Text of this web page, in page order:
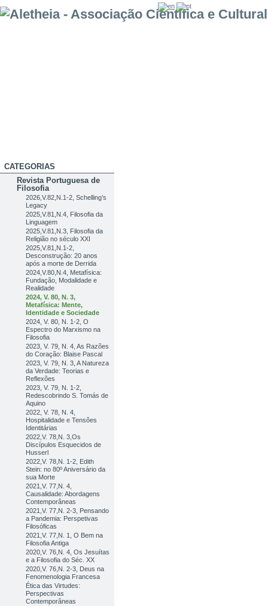
CATEGORIAS
Revista Portuguesa de
Filosofia
2026,V.82,N.1-2, Schelling’s
Legacy
2025,V.81,N.4, Filosofia da
Linguagem
2025,V.81,N.3, Filosofia da
Religião no século XXI
2025,V.81,N.1-2,
Desconstrução: 20 anos
após a morte de Derrida
2024,V.80,N.4, Metafísica:
Fundação, Modalidade e
Realidade
2024, V. 80, N. 3,
Metafísica: Mente,
Identidade e Sociedade
2024, V. 80, N. 1-2, O
Espectro do Marxismo na
Filosofia
2023, V. 79, N. 4, As Razões
do Coração: Blaise Pascal
2023, V. 79, N. 3, A Natureza
da Verdade: Teorias e
Reflexões
2023, V. 79, N. 1-2,
Redescobrindo S. Tomás de
Aquino
2022, V. 78, N. 4,
Hospitalidade e Tensões
Identitárias
2022,V. 78,N. 3,Os
Discípulos Esquecidos de
Husserl
2022,V. 78,N. 1-2, Edith
Stein: no 80º Aniversário da
sua Morte
2021,V. 77,N. 4,
Causalidade: Abordagens
Contemporâneas
2021,V. 77,N. 2-3, Pensando
a Pandemia: Perspetivas
Filosóficas
2021,V. 77,N. 1, O Bem na
Filosofia Antiga
2020,V. 76,N. 4, Os Jesuítas
e a Filosofia do Séc. XX
2020,V. 76,N. 2-3, Deus na
Fenomenologia Francesa
Ética das Virtudes:
Perspectivas
Contemporâneas